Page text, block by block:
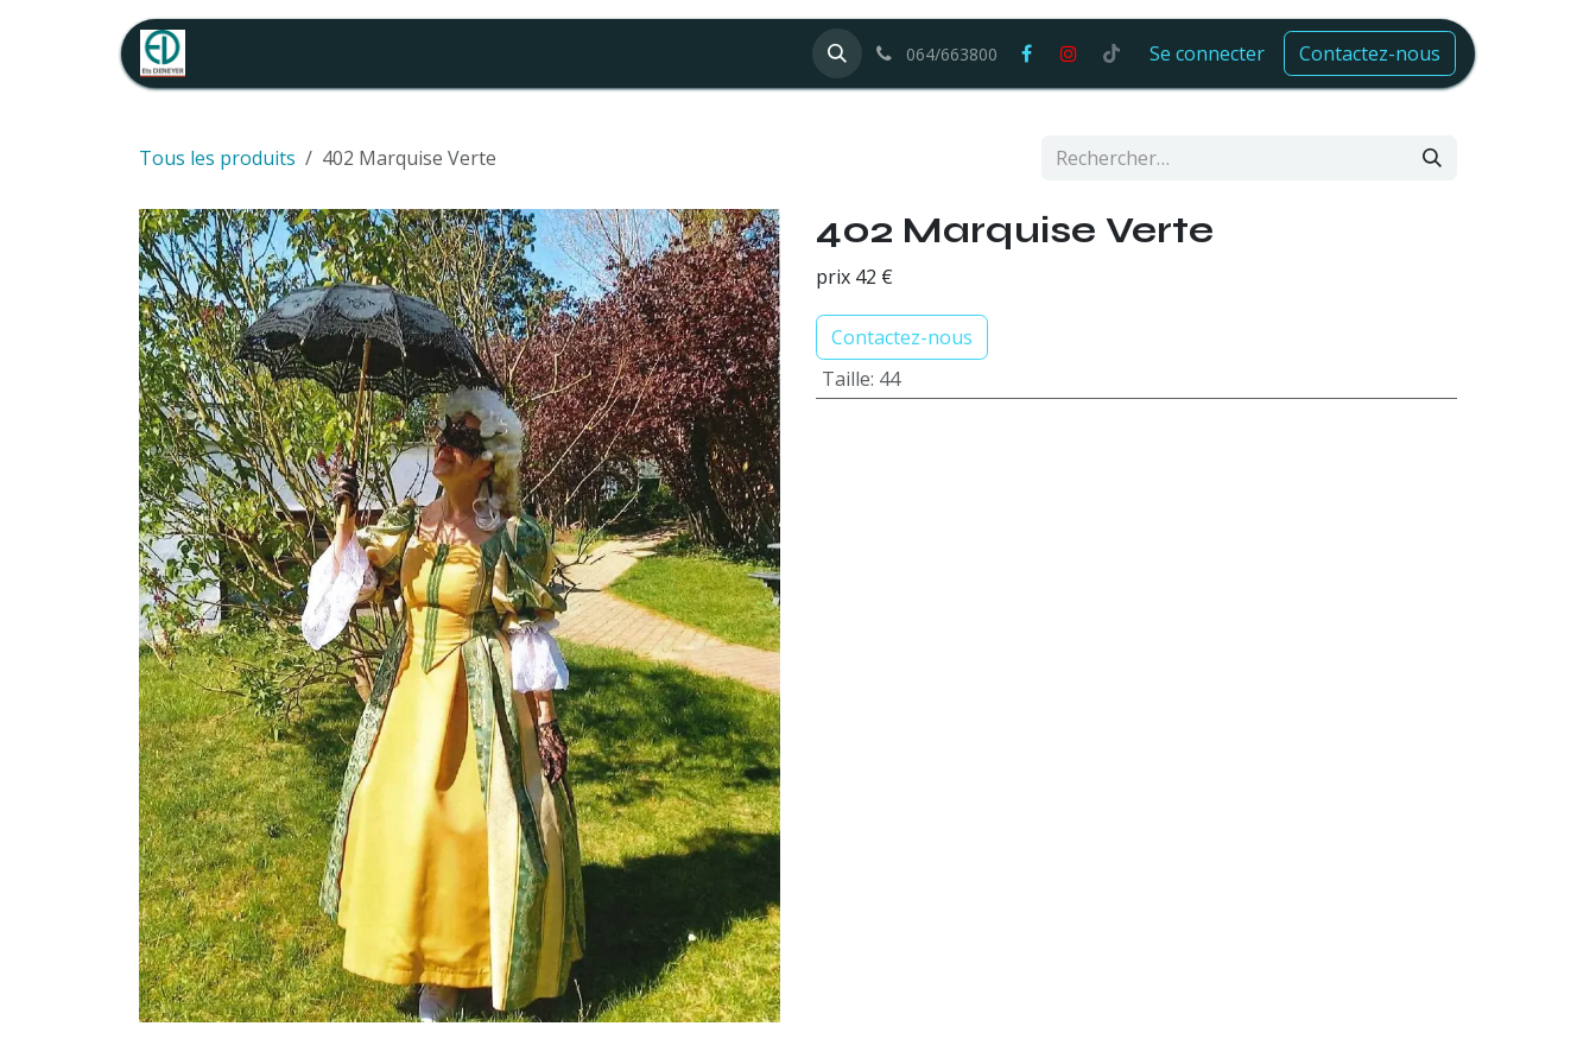
Se rendre au contenu
Offres d'emploi 064/663800 Se connecter Contactez-nous
Tous les produits 402 Marquise Verte
402 Marquise Verte
prix 42 €
Contactez-nous
Taille: 44